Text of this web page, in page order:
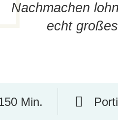
Nachmachen
echt
Min.